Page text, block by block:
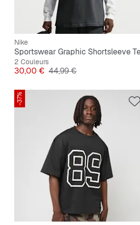
Nike
Sportswear Graphic Shortsleeve
2 Couleurs
Prix
30,00 € Prix original
44,99 €
-37%